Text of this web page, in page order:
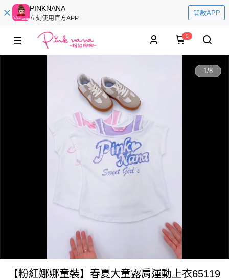
PINKNANA
立刻使用官方APP
開啟APP
0
1/8
【粉紅娜娜童裝】春夏大童露肩運動上衣65119